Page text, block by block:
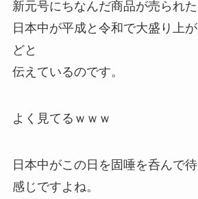
新元号にちなんだ商品が売られた
日本中が平成と令和で大盛り上
どと
伝えているのです。
よく見てるｗｗｗ
日本中がこの日を固唾を呑んで
感じですよね。